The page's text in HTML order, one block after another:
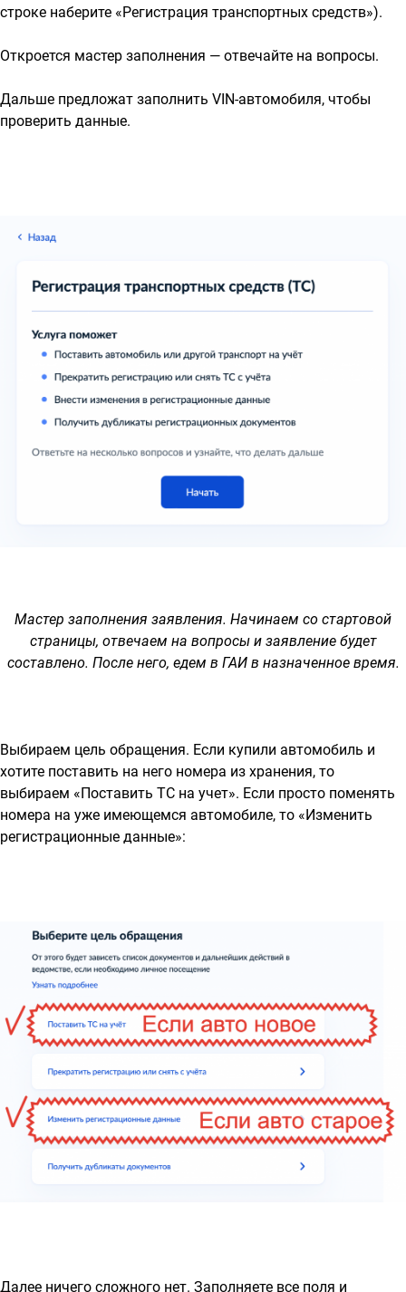
строке наберите «Регистрация транспортных средств»).
Откроется мастер заполнения — отвечайте на вопросы.
Дальше предложат заполнить VIN-автомобиля, чтобы
проверить данные.
Мастер заполнения заявления. Начинаем со стартовой
страницы, отвечаем на вопросы и заявление будет
составлено. После него, едем в ГАИ в назначенное время.
Выбираем цель обращения. Если купили автомобиль и
хотите поставить на него номера из хранения, то
выбираем «Поставить ТС на учет». Если просто поменять
номера на уже имеющемся автомобиле, то «Изменить
регистрационные данные»:
Далее ничего сложного нет. Заполняете все поля и